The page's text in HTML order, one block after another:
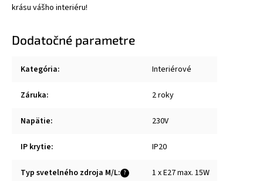
krásu vášho interiéru!
Dodatočné parametre
Kategória: Interiérové
Záruka: 2 roky
Napätie: 230V
IP krytie: IP20
?
Typ svetelného zdroja M/L: 1 x E27 max. 15W